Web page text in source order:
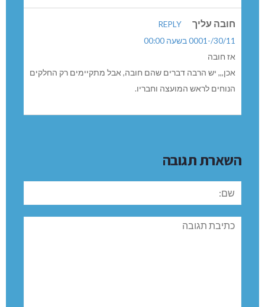
חובה עליך
REPLY
30/11/-0001 בשעה 00:00
אז חובה
אכן,,, יש הרבה דברים שהם חובה, אבל מתקיימים רק החלקים
הנוחים לראש המועצה וחבריו.
השארת תגובה
שם:
תגובה